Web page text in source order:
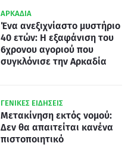
ΑΡΚΑΔΙΑ
Ένα ανεξιχνίαστο μυστήριο
40 ετών: Η εξαφάνιση του
6χρονου αγοριού που
συγκλόνισε την Αρκαδία
ΓΕΝΙΚΕΣ ΕΙΔΗΣΕΙΣ
Μετακίνηση εκτός νομού:
Δεν θα απαιτείται κανένα
πιστοποιητικό